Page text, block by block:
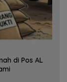
di Pos AL